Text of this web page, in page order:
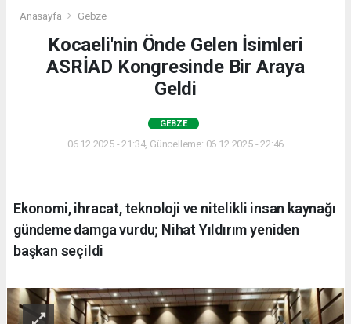
Anasayfa Gebze
Kocaeli'nin Önde Gelen İsimleri
ASRİAD Kongresinde Bir Araya
Geldi
GEBZE
06.12.2025 - 21:34, Güncelleme: 06.12.2025 - 22:46
Ekonomi, ihracat, teknoloji ve nitelikli insan kaynağı
gündeme damga vurdu; Nihat Yıldırım yeniden
başkan seçildi